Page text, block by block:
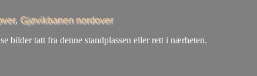
, Gjøvikbanen nordover
bilder tatt fra denne standplassen eller rett i nærheten.